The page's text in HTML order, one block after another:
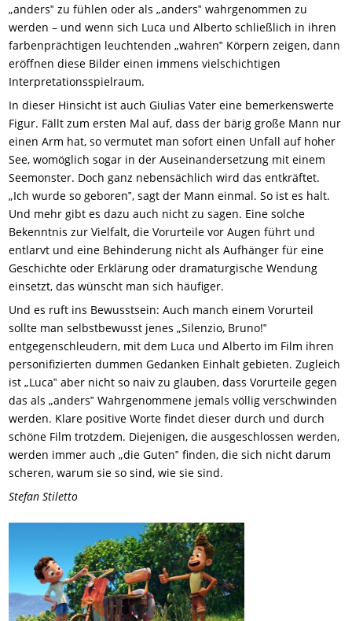
„anders‟ zu fühlen oder als „anders‟ wahrgenommen zu
werden – und wenn sich Luca und Alberto schließlich in ihren
farbenprächtigen leuchtenden „wahren‟ Körpern zeigen, dann
eröffnen diese Bilder einen immens vielschichtigen
Interpretationsspielraum.
In dieser Hinsicht ist auch Giulias Vater eine bemerkenswerte
Figur. Fällt zum ersten Mal auf, dass der bärig große Mann nur
einen Arm hat, so vermutet man sofort einen Unfall auf hoher
See, womöglich sogar in der Auseinandersetzung mit einem
Seemonster. Doch ganz nebensächlich wird das entkräftet.
„Ich wurde so geboren‟, sagt der Mann einmal. So ist es halt.
Und mehr gibt es dazu auch nicht zu sagen. Eine solche
Bekenntnis zur Vielfalt, die Vorurteile vor Augen führt und
entlarvt und eine Behinderung nicht als Aufhänger für eine
Geschichte oder Erklärung oder dramaturgische Wendung
einsetzt, das wünscht man sich häufiger.
Und es ruft ins Bewusstsein: Auch manch einem Vorurteil
sollte man selbstbewusst jenes „Silenzio, Bruno!‟
entgegenschleudern, mit dem Luca und Alberto im Film ihren
personifizierten dummen Gedanken Einhalt gebieten. Zugleich
ist „Luca‟ aber nicht so naiv zu glauben, dass Vorurteile gegen
das als „anders‟ Wahrgenommene jemals völlig verschwinden
werden. Klare positive Worte findet dieser durch und durch
schöne Film trotzdem. Diejenigen, die ausgeschlossen werden,
werden immer auch „die Guten‟ finden, die sich nicht darum
scheren, warum sie so sind, wie sie sind.
Stefan Stiletto